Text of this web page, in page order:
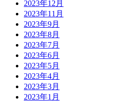
2023年12月
2023年11月
2023年9月
2023年8月
2023年7月
2023年6月
2023年5月
2023年4月
2023年3月
2023年1月